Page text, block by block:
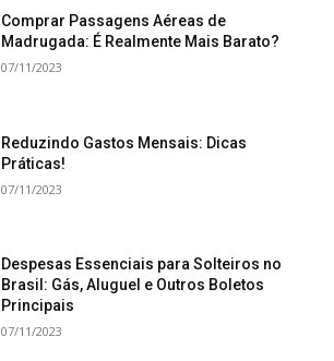
Comprar Passagens Aéreas de
Madrugada: É Realmente Mais Barato?
07/11/2023
Reduzindo Gastos Mensais: Dicas
Práticas!
07/11/2023
Despesas Essenciais para Solteiros no
Brasil: Gás, Aluguel e Outros Boletos
Principais
07/11/2023